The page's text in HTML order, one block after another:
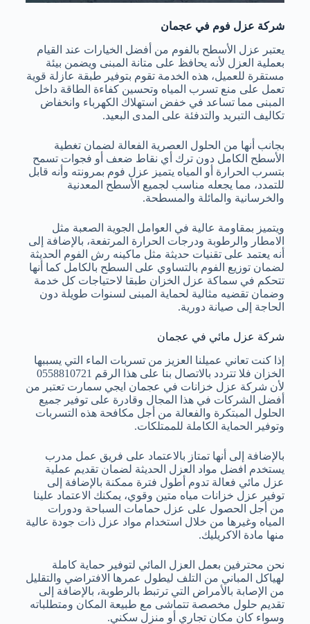
شركة عزل فوم في عجمان
يعتبر عزل الأسطح بالفوم من أفضل الخيارات عند القيام
بعملية العزل لأنه يحافظ على متانة المبنى ويضمن بيئة
مستقرة للعميل، هذه الخدمة تقوم بتوفير طبقة عازلة قوية
تعمل على منع تسرب المياه وتحسين كفاءة الطاقة داخل
المبنى مما تساعد في خفض استهلاك الكهرباء وانخفاض
تكاليف التبريد والتدفئة على المدى البعيد.
بجانب أنها من الحلول العصرية الفعالة لضمان تغطية
الأسطح الكامل دون ترك أي نقاط ضعف أو فجوات تسمح
بتسرب الحرارة أو المياه يتميز عزل فوم بمرونته وأنه قابل
للتمدد، مما يجعله مناسب لجميع الأسطح المعدنية
والخرسانية والمائلة والمسطحة.
ويتميز بمقاومة عالية في العوامل الجوية الصعبة مثل
الامطار والرطوبة ودرجات الحرارة المرتفعة، بالإضافة إلى
أنه يعتمد على تقنيات حديثة مثل ماكينه رش الفوم الحديثة
لضمان توزيع الفوم بالتساوي على السطح بالكامل كما أنها
تتحكم في سماكة عزل الخزان طبقا لاحتياجات كل خدمة
وضمان تقضيه مثالية لحماية المبنى لسنوات طويلة دون
الحاجة إلى صيانة دورية.
شركة عزل مائي في عجمان
إذا كنت تعاني عميلنا العزيز من تسربات الماء التي يسببها
الخزان فلا تتردد بالاتصال بنا على هذا الرقم 0558810721
لأن شركة عزل خزانات في عجمان ايجي سمارت تعتبر من
أفضل الشركات في هذا المجال وقادرة على توفير جميع
الحلول المبتكرة والفعالة من أجل مكافحة هذه التسربات
وتوفير الحماية الكاملة للممتلكات.
بالإضافة إلى أنها تمتاز بالاعتماد على فريق عمل مدرب
يستخدم افضل مواد العزل الحديثة لضمان تقديم عملية
عزل مائي فعالة تدوم أطول فترة ممكنة بالإضافة إلى
توفير عزل خزانات مياه متين وقوي، يمكنك الاعتماد علينا
من أجل الحصول على عزل حمامات السباحة ودورات
المياه وغيرها من خلال استخدام مواد عزل ذات جودة عالية
منها مادة الاكريليك.
نحن محترفين بعمل العزل المائي لتوفير حماية كاملة
لهياكل المباني من التلف ليطول عمرها الافتراضي والتقليل
من الإصابة بالأمراض التي ترتبط بالرطوبة، بالإضافة إلى
تقديم حلول مخصصة تتماشى مع طبيعة المكان ومتطلباته
وسواء كان مكان تجاري أو منزل سكني.